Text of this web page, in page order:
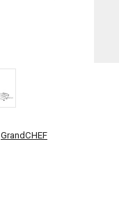
GrandCHEF